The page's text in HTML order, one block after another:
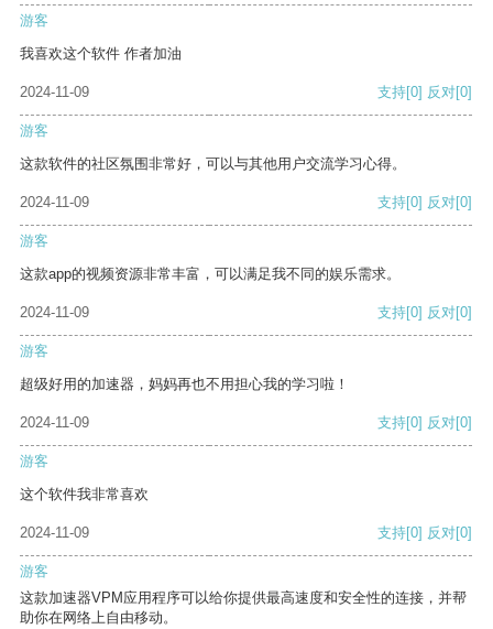
游客
我喜欢这个软件 作者加油
2024-11-09 支持[0] 反对[0]
游客
这款软件的社区氛围非常好，可以与其他用户交流学习心得。
2024-11-09 支持[0] 反对[0]
游客
这款app的视频资源非常丰富，可以满足我不同的娱乐需求。
2024-11-09 支持[0] 反对[0]
游客
超级好用的加速器，妈妈再也不用担心我的学习啦！
2024-11-09 支持[0] 反对[0]
游客
这个软件我非常喜欢
2024-11-09 支持[0] 反对[0]
游客
这款加速器VPM应用程序可以给你提供最高速度和安全性的连接，并帮
助你在网络上自由移动。